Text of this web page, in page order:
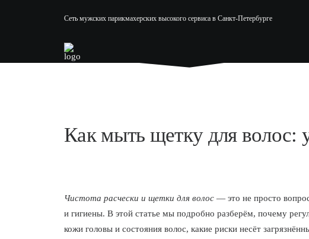
Сеть мужских парикмахерских высокого сервиса в Санкт-Петербурге
Как мыть щетку для волос:
Чистота расчески и щетки для волос — это не просто
и гигиены. В этой статье мы подробно разберём, почему
кожи головы и состояния волос, какие риски несёт